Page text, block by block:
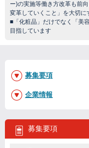
ー)の実施等働き方改革も前
変革していくこと」を大切に
■「化粧品」だけでなく「美
目指しています
募集要項
募集要項
企業情報